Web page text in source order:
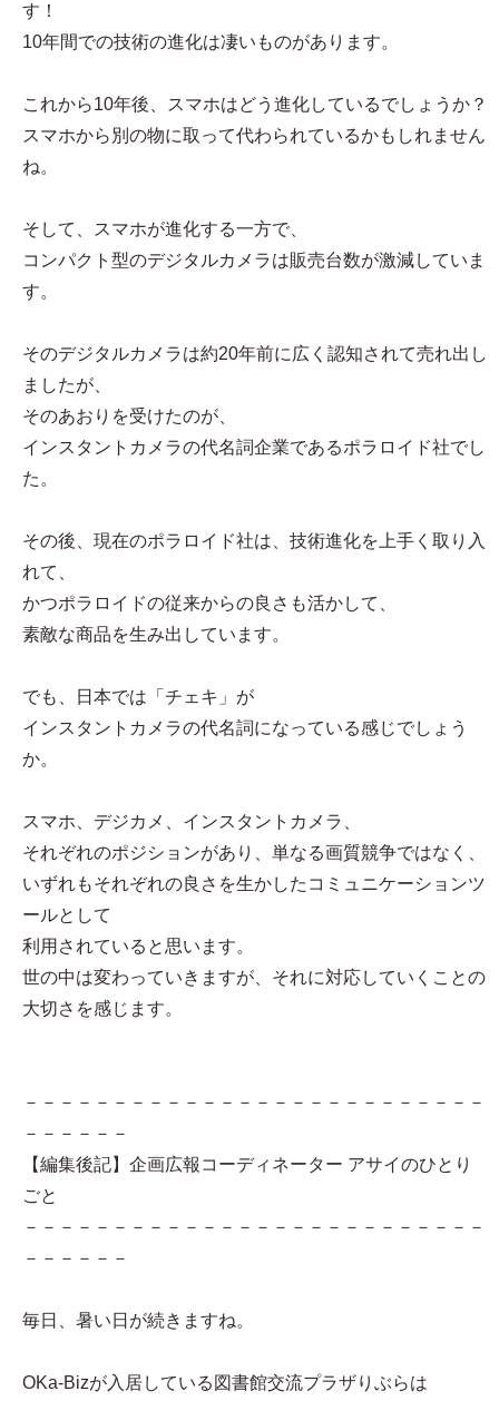
す！
10年間での技術の進化は凄いものがあります。
これから10年後、スマホはどう進化しているでしょうか？
スマホから別の物に取って代わられているかもしれません
ね。
そして、スマホが進化する一方で、
コンパクト型のデジタルカメラは販売台数が激減していま
す。
そのデジタルカメラは約20年前に広く認知されて売れ出し
ましたが、
そのあおりを受けたのが、
インスタントカメラの代名詞企業であるポラロイド社でし
た。
その後、現在のポラロイド社は、技術進化を上手く取り入
れて、
かつポラロイドの従来からの良さも活かして、
素敵な商品を生み出しています。
でも、日本では「チェキ」が
インスタントカメラの代名詞になっている感じでしょう
か。
スマホ、デジカメ、インスタントカメラ、
それぞれのポジションがあり、単なる画質競争ではなく、
いずれもそれぞれの良さを生かしたコミュニケーションツ
ールとして
利用されていると思います。
世の中は変わっていきますが、それに対応していくことの
大切さを感じます。
－－－－－－－－－－－－－－－－－－－－－－－－－－
－－－－－－
【編集後記】企画広報コーディネーター アサイのひとり
ごと
－－－－－－－－－－－－－－－－－－－－－－－－－－
－－－－－－
毎日、暑い日が続きますね。
OKa-Bizが入居している図書館交流プラザりぶらは